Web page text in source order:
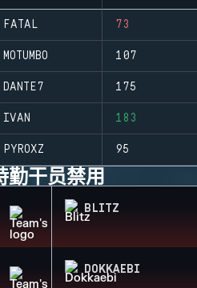
FATAL 73
MOTUMBO 107
DANTE7 175
IVAN 183
PYROXZ 95
勤干员禁用
BLITZ
DOKKAEBI